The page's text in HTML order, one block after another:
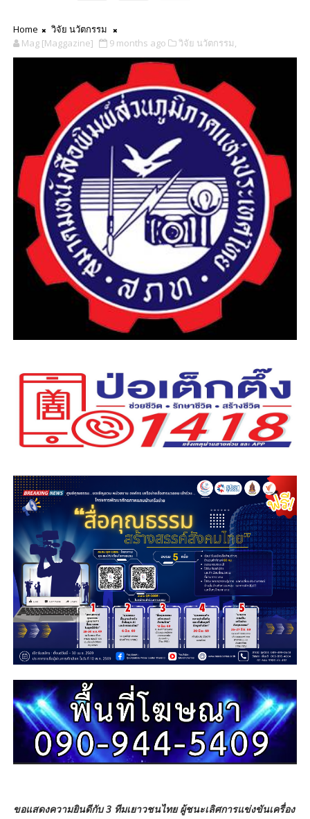
Home
วิจัย นวัตกรรม
Mag [Maggazine]
9 months ago วิจัย นวัตกรรม,
ขอแสดงความยินดีกับ 3 ทีมเยาวชนไทย ผู้ชนะเลิศการแข่งขันเครื่อง